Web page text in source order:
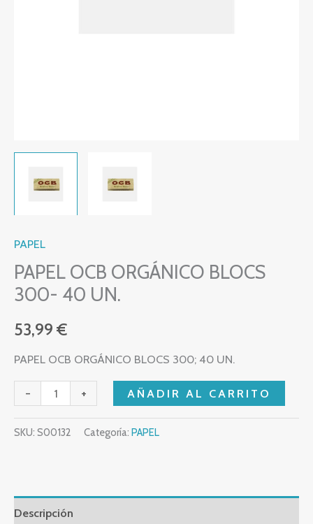
PAPEL
PAPEL OCB ORGÁNICO BLOCS
300- 40 UN.
53,99 €
PAPEL OCB ORGÁNICO BLOCS 300; 40 UN.
- + AÑADIR AL CARRITO
SKU: S00132 Categoría: PAPEL
Descripción